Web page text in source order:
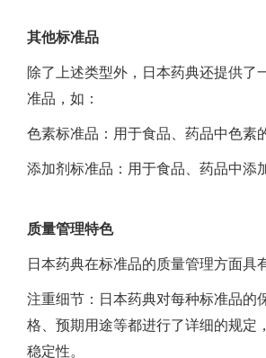
其他标准品
除了上述类型外，日本药典还提供了
准品，如：
色素标准品：用于食品、药品中色素
添加剂标准品：用于食品、药品中添
质量管理特色
日本药典在标准品的质量管理方面具
注重细节：日本药典对每种标准品的
格、预期用途等都进行了详细的规定
稳定性。